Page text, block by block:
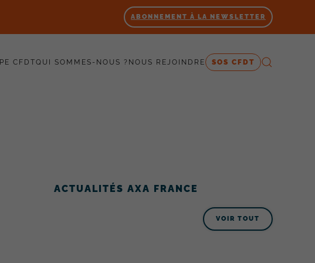
ABONNEMENT À LA NEWSLETTER
CFDTQUI SOMMES-NOUS ? NOUS REJOINDRE SOS CFDT
ACTUALITÉS AXA FRANCE
VOIR TOUT